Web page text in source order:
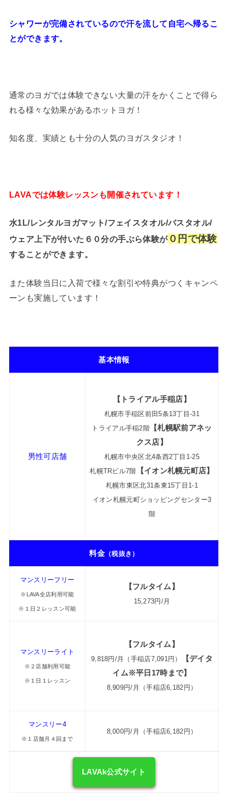
シャワーが完備されているので汗を流して自宅へ帰るこ
とができます。
通常のヨガでは体験できない大量の汗をかくことで得ら
れる様々な効果があるホットヨガ！
知名度、実績とも十分の人気のヨガスタジオ！
LAVAでは体験レッスンも開催されています！
水1L/レンタルヨガマット/フェイスタオル/バスタオル/
ウェア上下が付いた６０分の手ぶら体験が０円で体験
することができます。
また体験当日に入荷で様々な割引や特典がつくキャンペ
ーンも実施しています！
基本情報
男性可店舗
【トライアル手稲店】
札幌市手稲区前田5条13丁目-31
トライアル手稲2階 【札幌駅前アネッ
クス店】
札幌市中央区北4条西2丁目1-25
札幌TRビル7階 【イオン札幌元町店】
札幌市東区北31条東15丁目1-1
イオン札幌元町ショッピングセンター3
階
料金（税抜き）
マンスリーフリー
※LAVA全店利用可能
※１日２レッスン可能
【フルタイム】
15,273円/月
マンスリーライト
※２店舗利用可能
※１日１レッスン
【フルタイム】
9,818円/月（手稲店7,091円）
【デイタ
イム※平日17時まで】
8,909円/月（手稲店6,182円）
マンスリー4
※１店舗月４回まで
8,000円/月（手稲店6,182円）
LAVAk公式サイト